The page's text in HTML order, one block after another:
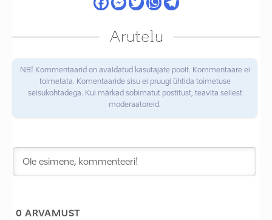
Arutelu
NB! Kommentaarid on avaldatud kasutajate poolt. Kommentaare ei
toimetata. Komentaaride sisu ei pruugi ühtida toimetuse
seisukohtadega. Kui märkad sobimatut postitust, teavita sellest
moderaatoreid.
0 ARVAMUST